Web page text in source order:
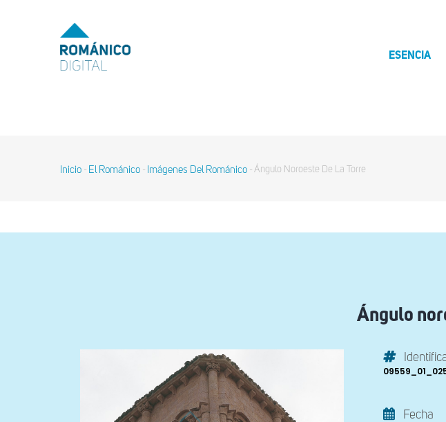
MENU
TOP
ESENCIA
Sobrescribir
Inicio - El Románico - Imágenes Del Románico - Ángulo Noroeste De La Torre
Ángulo
Fecha